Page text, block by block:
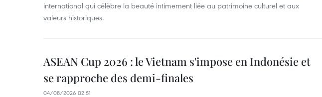
international qui célèbre la beauté intimement liée au patrimoine culturel et aux
valeurs historiques.
ASEAN Cup 2026 : le Vietnam s'impose en Indonésie et
se rapproche des demi-finales
04/08/2026 02:51